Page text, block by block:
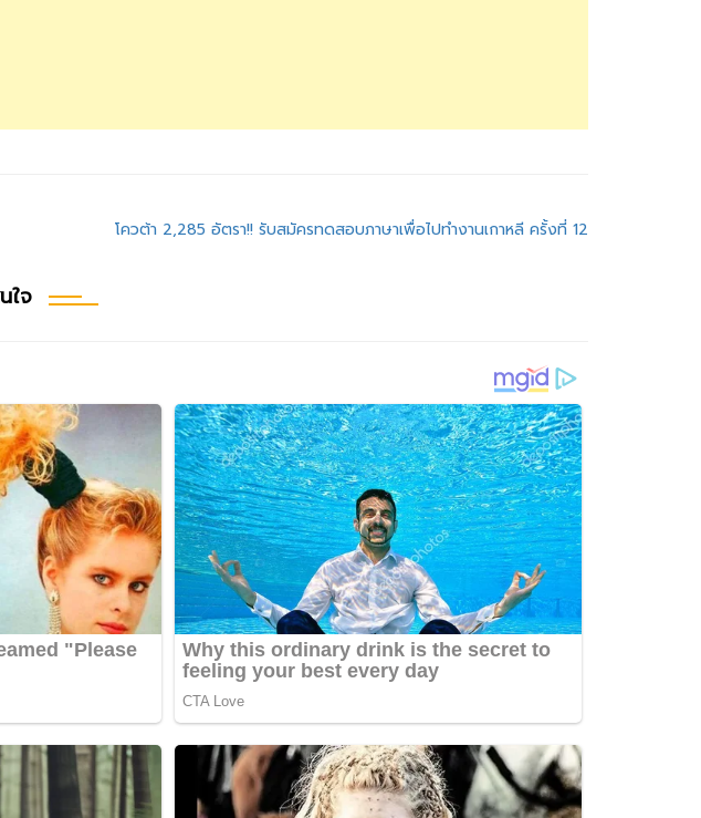
โควต้า 2,285 อัตรา!! รับสมัครทดสอบภาษาเพื่อไปทำงานเกาหลี ครั้งที่ 12
ใจ